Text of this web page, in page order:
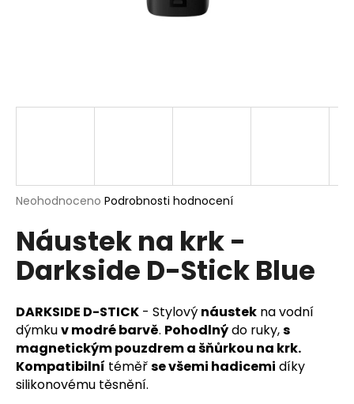
Průměrné
produktu
je
0,0
hvězdiček.
Neohodnoceno Podrobnosti hodnocení
Náustek na krk -
Darkside D-Stick Blue
DARKSIDE D-STICK - Stylový náustek na vodní
dýmkuv modré barvě. Pohodlnýdo ruky,s
magnetickým pouzdrem a šňůrkou na krk.
Kompatibilní téměřse všemi hadicemi díky
silikonovému těsnění.
?
HLEDAT
D
o
p
o
r
u
č
u
j